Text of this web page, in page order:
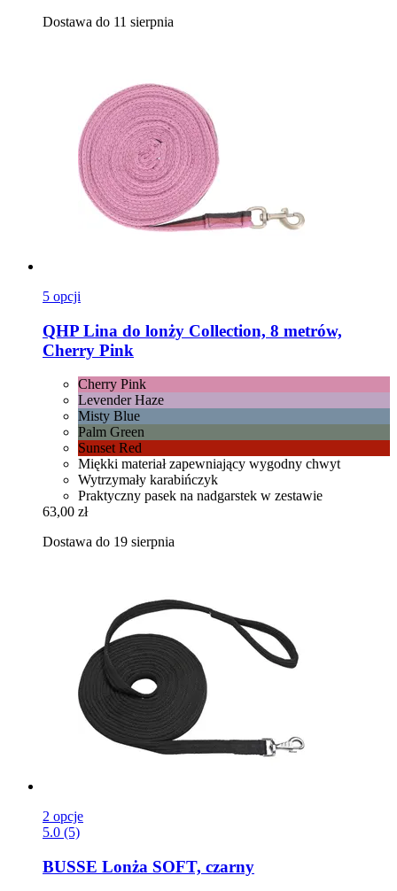
Dostawa do 11 sierpnia
5 opcji
QHP Lina do lonży Collection, 8 metrów,
Cherry Pink
Cherry Pink
Levender Haze
Misty Blue
Palm Green
Sunset Red
Miękki materiał zapewniający wygodny chwyt
Wytrzymały karabińczyk
Praktyczny pasek na nadgarstek w zestawie
63,00 zł
Dostawa do 19 sierpnia
2 opcje
5.0 (5)
BUSSE Lonża SOFT, czarny